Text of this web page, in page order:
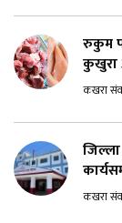
रुकुम
कुखुरा
कखरा
कखरा